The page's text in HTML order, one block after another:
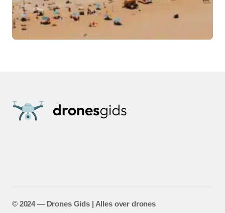
©️ 2024 — Drones Gids | Alles over drones